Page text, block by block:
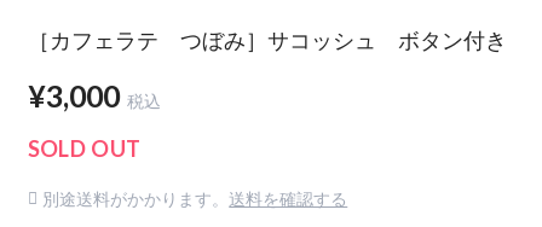
［カフェラテ つぼみ］サコッシュ ボタン付き
¥3,000 税込
SOLD OUT
別途送料がかかります。 送料を確認する